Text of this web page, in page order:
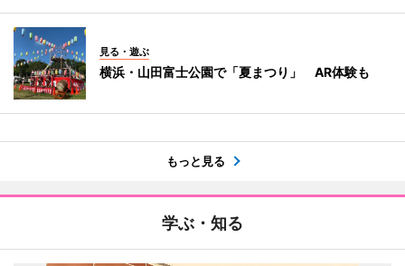
見る・遊ぶ
横浜・山田富士公園で「夏まつり」 AR体験も
もっと見る
学ぶ・知る